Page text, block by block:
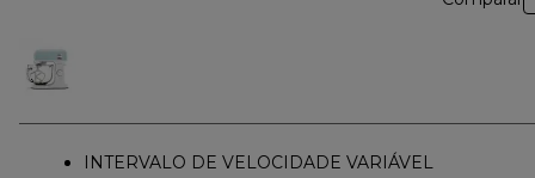
INTERVALO DE VELOCIDADE VARIÁVEL